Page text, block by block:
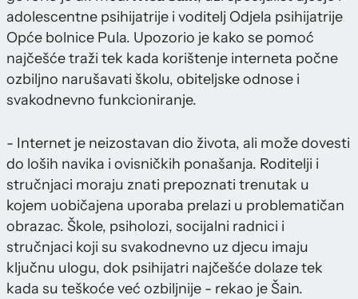
adolescentne psihijatrije i voditelj Odjela psihijatrije
Opće bolnice Pula. Upozorio je kako se pomoć
najčešće traži tek kada korištenje interneta počne
ozbiljno narušavati školu, obiteljske odnose i
svakodnevno funkcioniranje.
- Internet je neizostavan dio života, ali može dovesti
do loših navika i ovisničkih ponašanja. Roditelji i
stručnjaci moraju znati prepoznati trenutak u
kojem uobičajena uporaba prelazi u problematičan
obrazac. Škole, psiholozi, socijalni radnici i
stručnjaci koji su svakodnevno uz djecu imaju
ključnu ulogu, dok psihijatri najčešće dolaze tek
kada su teškoće već ozbiljnije - rekao je Šain.